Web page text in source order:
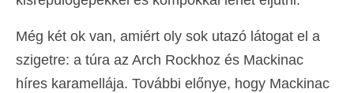
Még két ok van, amiért oly sok utazó látogat el a
szigetre: a túra az Arch Rockhoz és Mackinac
híres karamellája. További előnye, hogy Mackinac